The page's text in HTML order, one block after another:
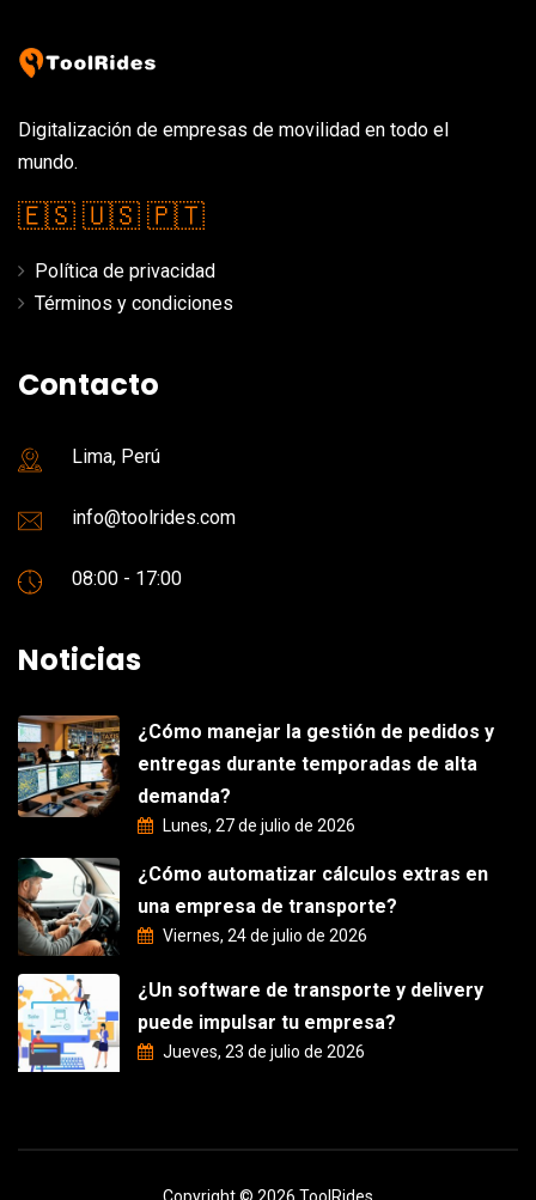
Digitalización de empresas de movilidad en todo el
mundo.
🇪🇸 🇺🇸 🇵🇹
Política de privacidad
Términos y condiciones
Contacto
Lima, Perú
info@toolrides.com
08:00 - 17:00
Noticias
¿Cómo manejar la gestión de pedidos y
entregas durante temporadas de alta
demanda?
Lunes, 27 de julio de 2026
¿Cómo automatizar cálculos extras en
una empresa de transporte?
Viernes, 24 de julio de 2026
¿Un software de transporte y delivery
puede impulsar tu empresa?
Jueves, 23 de julio de 2026